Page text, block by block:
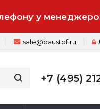
у
sale@baustof.ru
+7 (495)